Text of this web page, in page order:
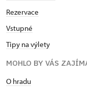
Rezervace
Vstupné
Tipy na výlety
MOHLO BY VÁS
O hradu